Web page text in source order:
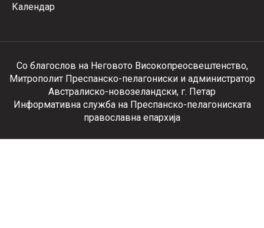
Календар
Со благослов на Неговото Високопреосвештенство,
Митрополит Преспанско-пелагониски и администратор
Австралиско-новозеландски, г. Петар
Информативна служба на Преспанско-пелагониската
православна епархија